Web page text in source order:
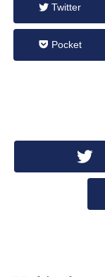
Twitter
Pocket